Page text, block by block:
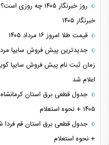
روز خبرنگار ۱۴۰۵ چه
خبرنگار ۱۴۰۵
قیمت طلا امروز ۱۶ مرداد ۱۴۰۵
اعلام شد
۱۴۰۵ + نحوه استعلام
+ نحوه استعلام